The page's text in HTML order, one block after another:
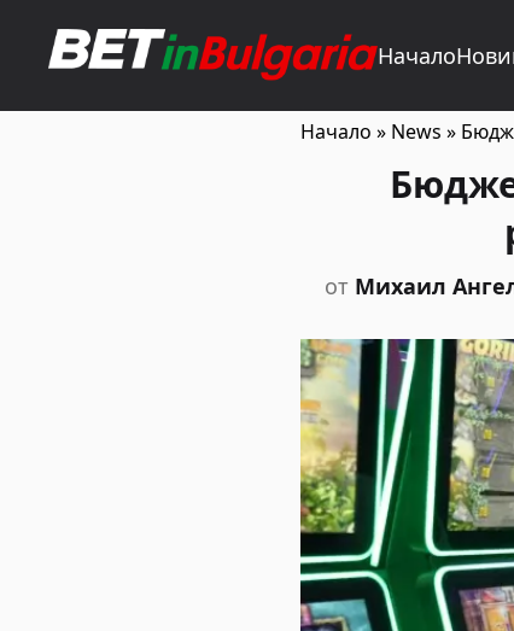
Начало
Начало » News »
от Михаил